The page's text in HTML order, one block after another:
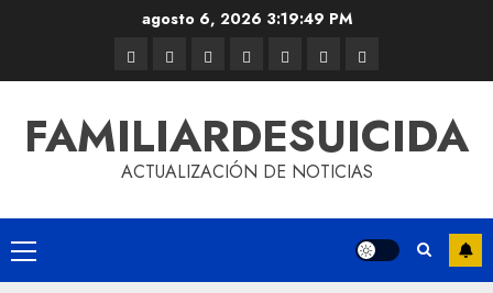
agosto 6, 2026 3:19:49 PM
FAMILIARDESUICIDA
ACTUALIZACIÓN DE NOTICIAS